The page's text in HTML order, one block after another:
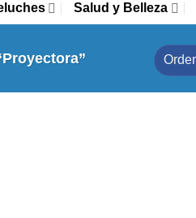
Salud y Belleza